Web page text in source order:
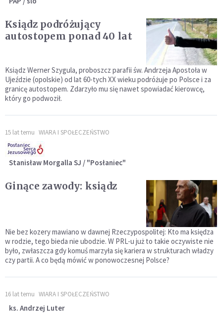
Ksiądz podróżujący
autostopem ponad 40 lat
Ksiądz Werner Szygula, proboszcz parafii św. Andrzeja Apostoła w
Ujeździe (opolskie) od lat 60-tych XX wieku podróżuje po Polsce i za
granicę autostopem. Zdarzyło mu się nawet spowiadać kierowcę,
który go podwoził.
15 lat temu WIARA I SPOŁECZEŃSTWO
Stanisław Morgalla SJ / "Posłaniec"
Ginące zawody: ksiądz
Nie bez kozery mawiano w dawnej Rzeczypospolitej: Kto ma księdza
w rodzie, tego bieda nie ubodzie. W PRL-u już to takie oczywiste nie
było, zwłaszcza gdy komuś marzyła się kariera w strukturach władzy
czy partii. A co będą mówić w ponowoczesnej Polsce?
16 lat temu WIARA I SPOŁECZEŃSTWO
ks. Andrzej Luter